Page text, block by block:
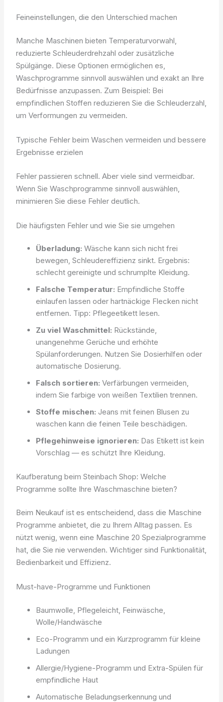
Feineinstellungen, die den Unterschied machen
Manche Maschinen bieten Temperaturvorwahl,
reduzierte Schleuderdrehzahl oder zusätzliche
Spülgänge. Diese Optionen ermöglichen es,
Waschprogramme sinnvoll auswählen und exakt an Ihre
Bedürfnisse anzupassen. Zum Beispiel: Bei
empfindlichen Stoffen reduzieren Sie die Schleuderzahl,
um Verformungen zu vermeiden.
Typische Fehler beim Waschen vermeiden und bessere
Ergebnisse erzielen
Fehler passieren schnell. Aber viele sind vermeidbar.
Wenn Sie Waschprogramme sinnvoll auswählen,
minimieren Sie diese Fehler deutlich.
Die häufigsten Fehler und wie Sie sie umgehen
Überladung: Wäsche kann sich nicht frei
bewegen, Schleudereffizienz sinkt. Ergebnis:
schlecht gereinigte und schrumplte Kleidung.
Falsche Temperatur: Empfindliche Stoffe
einlaufen lassen oder hartnäckige Flecken nicht
entfernen. Tipp: Pflegeetikett lesen.
Zu viel Waschmittel: Rückstände,
unangenehme Gerüche und erhöhte
Spülanforderungen. Nutzen Sie Dosierhilfen oder
automatische Dosierung.
Falsch sortieren: Verfärbungen vermeiden,
indem Sie farbige von weißen Textilien trennen.
Stoffe mischen: Jeans mit feinen Blusen zu
waschen kann die feinen Teile beschädigen.
Pflegehinweise ignorieren: Das Etikett ist kein
Vorschlag — es schützt Ihre Kleidung.
Kaufberatung beim Steinbach Shop: Welche
Programme sollte Ihre Waschmaschine bieten?
Beim Neukauf ist es entscheidend, dass die Maschine
Programme anbietet, die zu Ihrem Alltag passen. Es
nützt wenig, wenn eine Maschine 20 Spezialprogramme
hat, die Sie nie verwenden. Wichtiger sind Funktionalität,
Bedienbarkeit und Effizienz.
Must-have-Programme und Funktionen
Baumwolle, Pflegeleicht, Feinwäsche,
Wolle/Handwäsche
Eco-Programm und ein Kurzprogramm für kleine
Ladungen
Allergie/Hygiene-Programm und Extra-Spülen für
empfindliche Haut
Automatische Beladungserkennung und